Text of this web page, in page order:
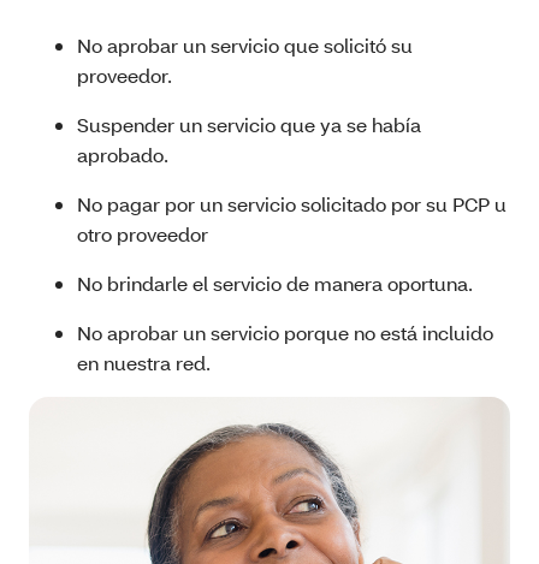
No aprobar un servicio que solicitó su
proveedor.
Suspender un servicio que ya se había
aprobado.
No pagar por un servicio solicitado por su PCP u
otro proveedor
No brindarle el servicio de manera oportuna.
No aprobar un servicio porque no está incluido
en nuestra red.